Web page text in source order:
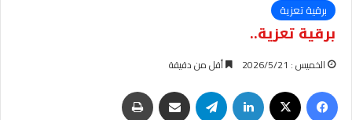
برقية تعزية
برقية تعزية..
الخميس : 2026/5/21 أقل من دقيقة
فيسبوك لينكدإن تيلقرام مشاركة عبر البريد